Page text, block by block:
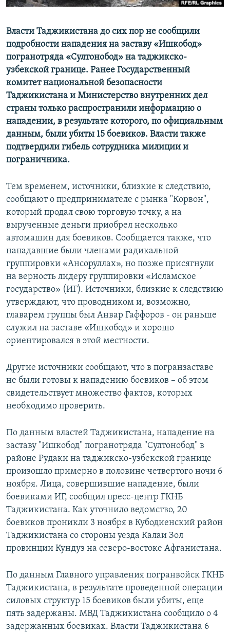
Власти Таджикистана до сих пор не сообщили
подробности нападения на заставу «Ишкобод»
погранотряда «Султонобод» на таджикско-
узбекской границе. Ранее Государственный
комитет национальной безопасности
Таджикистана и Министерство внутренних дел
страны только распространили информацию о
нападении, в результате которого, по официальным
данным, были убиты 15 боевиков. Власти также
подтвердили гибель сотрудника милиции и
пограничника.
Тем временем, источники, близкие к следствию,
сообщают о предпринимателе с рынка "Корвон",
который продал свою торговую точку, а на
вырученные деньги приобрел несколько
автомашин для боевиков. Сообщается также, что
нападавшие были членами радикальной
группировки «Ансоруллах», но позже присягнули
на верность лидеру группировки «Исламское
государство» (ИГ). Источники, близкие к следствию
утверждают, что проводником и, возможно,
главарем группы был Анвар Гаффоров - он раньше
служил на заставе «Ишкобод» и хорошо
ориентировался в этой местности.
Другие источники сообщают, что в погранзаставе
не были готовы к нападению боевиков – об этом
свидетельствует множество фактов, которых
необходимо проверить.
По данным властей Таджикистана, нападение на
заставу "Ишкобод" погранотряда "Султонобод" в
районе Рудаки на таджикско-узбекской границе
произошло примерно в половине четвертого ночи 6
ноября. Лица, совершившие нападение, были
боевиками ИГ, сообщил пресс-центр ГКНБ
Таджикистана. Как уточнило ведомство, 20
боевиков проникли 3 ноября в Кубодиенский район
Таджикистана со стороны уезда Калаи Зол
провинции Кундуз на северо-востоке Афганистана.
По данным Главного управления погранвойск ГКНБ
Таджикистана, в результате проведенной операции
силовых структур 15 боевиков были убиты, еще
пять задержаны. МВД Таджикистана сообщило о 4
задержанных боевиках. Власти Таджикистана 6